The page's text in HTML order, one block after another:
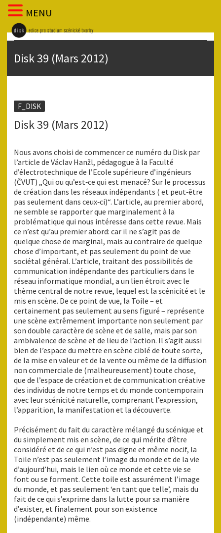
Disk 39 (Mars 2012)
F_DISK
Disk 39 (Mars 2012)
Nous avons choisi de commencer ce numéro du Disk par
l’article de Václav Hanžl, pédagogue à la Faculté
d’électrotechnique de l’Ecole supérieure d’ingénieurs
(ČVUT) „Qui ou qu’est‑ce qui est menacé? Sur le processus
de création dans les réseaux indépendants ( et peut‑être
pas seulement dans ceux‑ci)“. L’article, au premier abord,
ne semble se rapporter que marginalement à la
problématique qui nous intéresse dans cette revue. Mais
ce n’est qu’au premier abord: car il ne s’agit pas de
quelque chose de marginal, mais au contraire de quelque
chose d’important, et pas seulement du point de vue
sociétal général. L’article, traitant des possibilités de
communication indépendante des particuliers dans le
réseau informatique mondial, a un lien étroit avec le
thème central de notre revue, lequel est la scénicité et le
mis en scène. De ce point de vue, la Toile – et
certainement pas seulement au sens figuré – représente
une scène extrêmement importante non seulement par
son double caractère de scène et de salle, mais par son
ambivalence de scène et de lieu de l’action. Il s’agit aussi
bien de l’espace du mettre en scène ciblé de toute sorte,
de la mise en valeur et de la vente ou même de la diffusion
non commerciale de (malheureusement) toute chose,
que de l’espace de création et de communication créative
des individus de notre temps et du monde contemporain
avec leur scénicité naturelle, comprenant l’expression,
l’apparition, la manifestation et la découverte.
Précisément du fait du caractère mélangé du scénique et
du simplement mis en scène, de ce qui mérite d’être
considéré et de ce qui n’est pas digne et même nocif, la
Toile n’est pas seulement l’image du monde et de la vie
d’aujourd’hui, mais le lien où ce monde et cette vie se
font ou se forment. Cette toile est assurément l’image
du monde, et pas seulement ‘en tant que telle’, mais du
fait de ce qui s’exprime dans la lutte pour sa manière
d’exister, et finalement pour son existence
(indépendante) même.
MENU